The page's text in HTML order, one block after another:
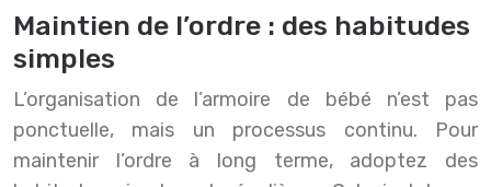
Maintien de l’ordre : des habitudes
simples
L’organisation de l’armoire de bébé n’est pas
ponctuelle, mais un processus continu. Pour
maintenir l’ordre à long terme, adoptez des